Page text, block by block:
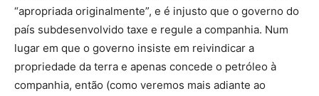
“apropriada originalmente”, e é injusto que o governo do
país subdesenvolvido taxe e regule a companhia. Num
lugar em que o governo insiste em reivindicar a
propriedade da terra e apenas concede o petróleo à
companhia, então (como veremos mais adiante ao